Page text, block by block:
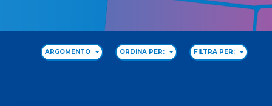
ARGOMENTO ORDINA PER: FILTRA PER: